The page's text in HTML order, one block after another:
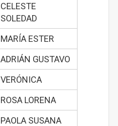
CELESTE
SOLEDAD
MARÍA ESTER
ADRIÁN GUSTAVO
VERÓNICA
ROSA LORENA
PAOLA SUSANA